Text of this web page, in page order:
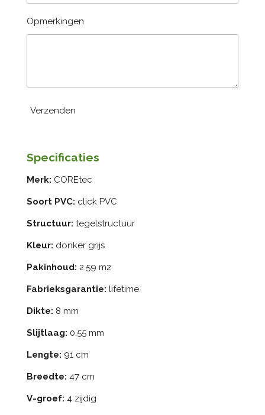
Opmerkingen
Verzenden
Specificaties
Merk: COREtec
Soort PVC: click PVC
Structuur: tegelstructuur
Kleur: donker grijs
Pakinhoud: 2.59 m2
Fabrieksgarantie: lifetime
Dikte: 8 mm
Slijtlaag: 0.55 mm
Lengte: 91 cm
Breedte: 47 cm
V-groef: 4 zijdig